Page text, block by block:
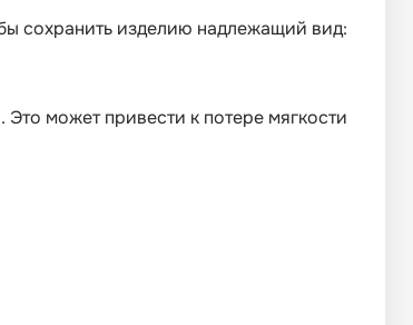
сохранить изделию надлежащий вид:
может привести к потере мягкости